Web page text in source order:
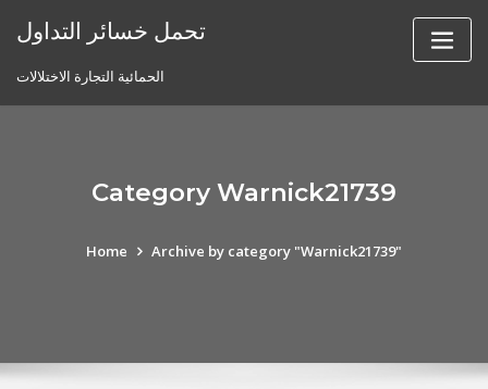
تحمل خسائر التداول
الحمائية التجارة الاختلالات
Category Warnick21739
Home Archive by category "Warnick21739"